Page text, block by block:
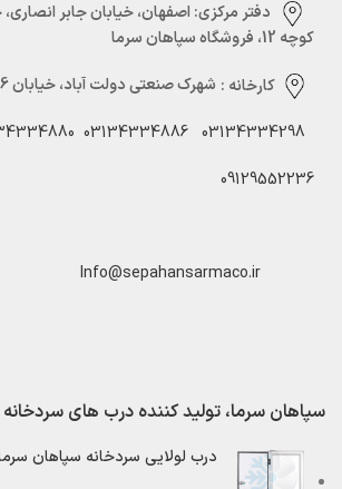
دفتر مرکزی:‌ اصفهان، خیابان جابر
کوچه 12، فروشگاه سپاهان سرما
کارخانه : شهرک صنعتی دولت آباد، خیابان 46
03134334298
03134334886
09129552236
Info@sepahansarmaco.ir
سپاهان سرما، تولید کننده درب های سردخانه
درب لولایی سردخانه سپاهان